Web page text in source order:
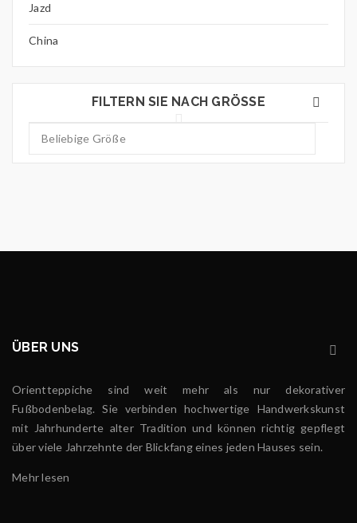
Jazd
China
FILTERN SIE NACH GRÖSSE
ÜBER UNS
Orientteppiche sind weit mehr als nur dekorativer
Fußbodenbelag. Sie verbinden hochwertige Handwerkskunst
mit Jahrhunderte alter Tradition und können richtig gepflegt
über viele Jahrzehnte der Blickfang eines jeden Hauses sein.
Mehr lesen